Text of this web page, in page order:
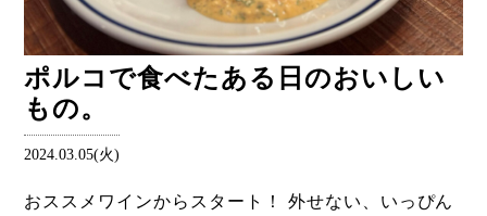
ポルコで食べたある日のおいしい
もの。
2024.03.05(火)
おススメワインからスタート！ 外せない、いっぴん